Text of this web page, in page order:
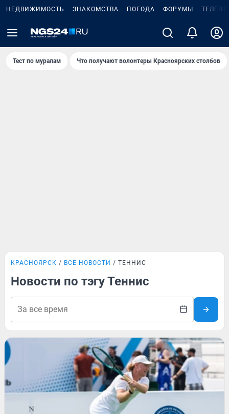
НЕДВИЖИМОСТЬ ЗНАКОМСТВА ПОГОДА ФОРУМЫ
Тест по мурaлaм Что получают волонтеры Красноярских столбов
КРАСНОЯРСК ВСЕ НОВОСТИ ТЕННИС
Новости по тэгу Теннис